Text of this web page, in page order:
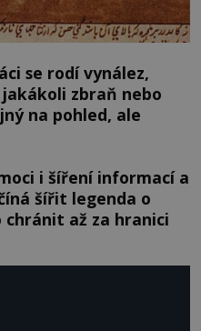
se rodí vynález,
zbraň nebo
na pohled, ale
i šíření informací a
šířit legenda o
až za hranici